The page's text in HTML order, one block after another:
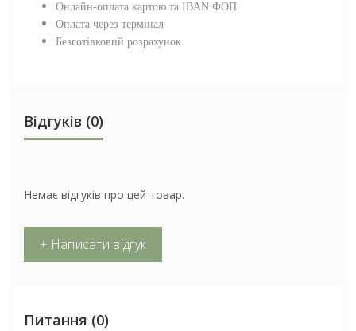
Онлайн-оплата картою та IBAN ФОП
Оплата через термінал
Безготівковий розрахунок
Відгуків (0)
Немає відгуків про цей товар.
+ Написати відгук
Питання (0)